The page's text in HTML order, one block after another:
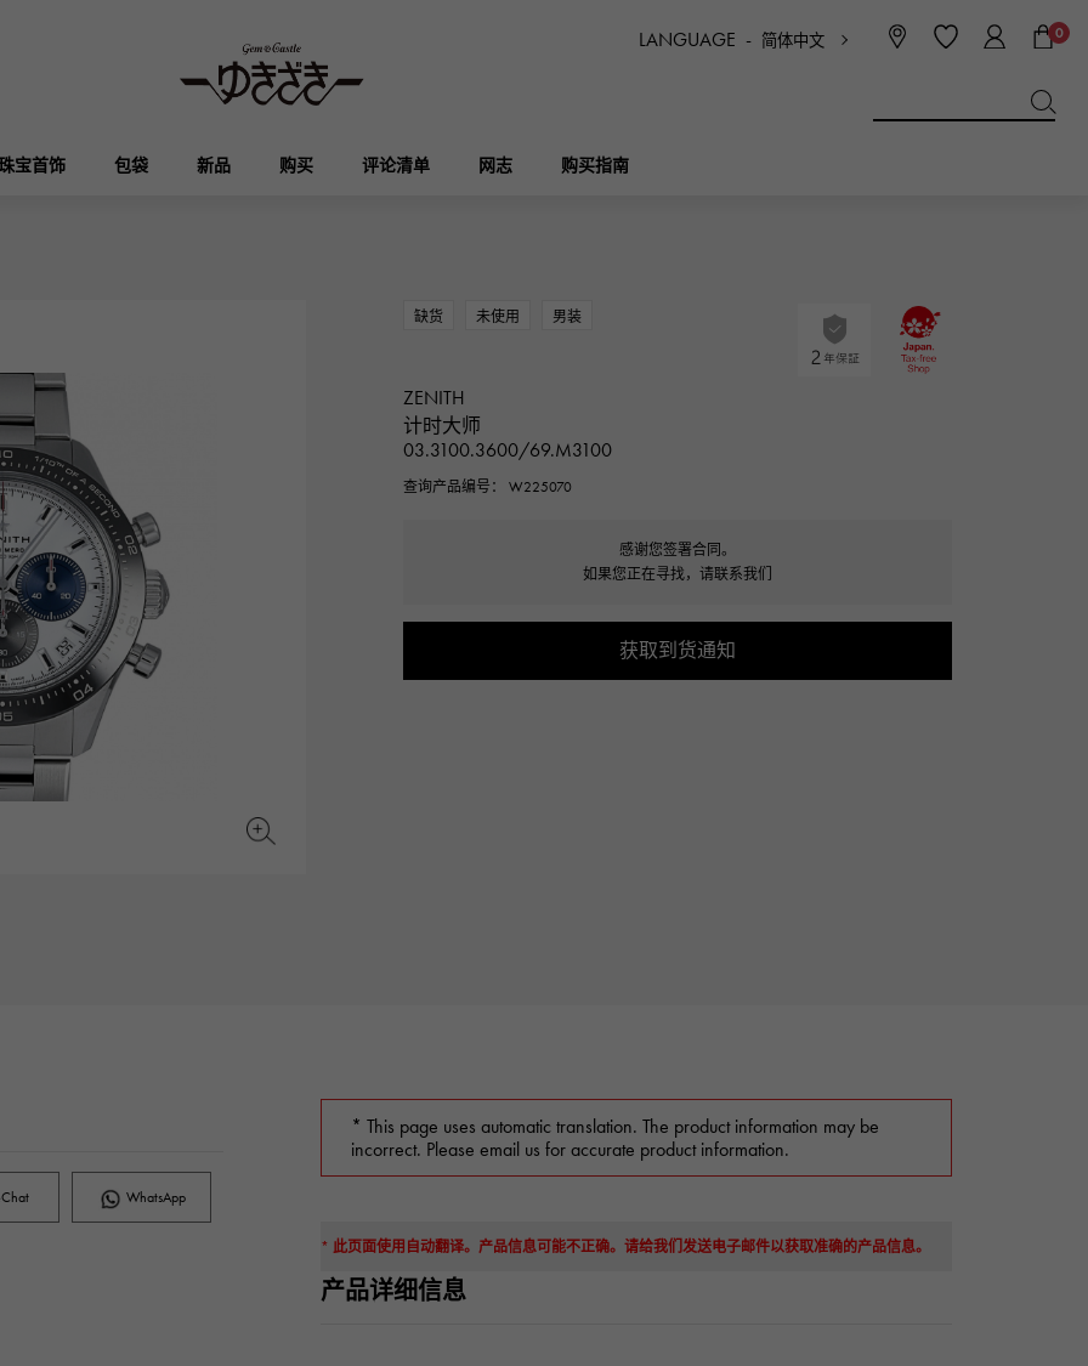
LANGUAGE - 简体中文 0
宝首饰 包袋 新品 购买 评论清单 网志 购买指南
宝gue 百达翡丽
RICHARD MILLE
理查德·米勒
VACHERON CONSTANTIN
江诗丹顿
JAEGER LE COULTRE
积家
Cartier
BVLGARI
宝格丽
TAG HEUER
TABLE CLOCK
台钟
DOUBLE TOP
ALPHA
阿尔法
ALPHA putite
TwinPinky
双小指
ETERNITY
YUKIZAKI BACHIKAN
雪崎梵蒂冈
USED NOMBRE USED ALPHA
对原始物珠宝一览
伊芙琳
其他
缺货 未使用 男装
ZENITH
计时大师
03.3100.3600/69.M3100
查询产品编号： W225070
感谢您签署合同。
如果您正在寻找，请联系我们
获取到货通知
WhatsApp
* This page uses automatic translation. The product information may be
incorrect. Please email us for accurate product information.
* 此页面使用自动翻译。产品信息可能不正确。请给我们发送电子邮件以获取准确的产品信息。
产品详细信息